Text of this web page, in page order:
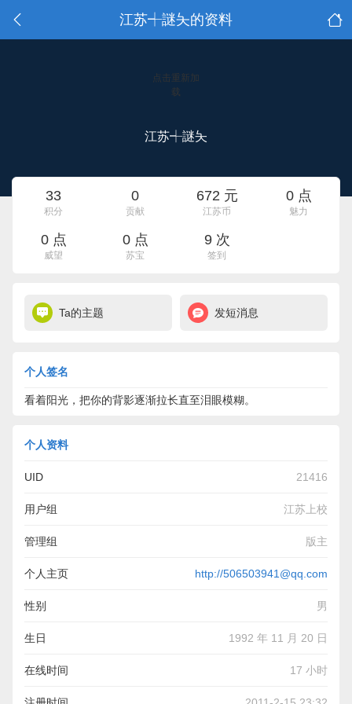
江苏┽謎夨的资料
点击重新加
载
江苏┽謎夨
33
积分
0
贡献
672 元
江苏币
0 点
魅力
0 点
威望
0 点
苏宝
9 次
签到
Ta的主题 发短消息
个人签名
看着阳光，把你的背影逐渐拉长直至泪眼模糊。
个人资料
UID 21416
用户组 江苏上校
管理组 版主
个人主页 http://506503941@qq.com
性别 男
生日 1992 年 11 月 20 日
在线时间 17 小时